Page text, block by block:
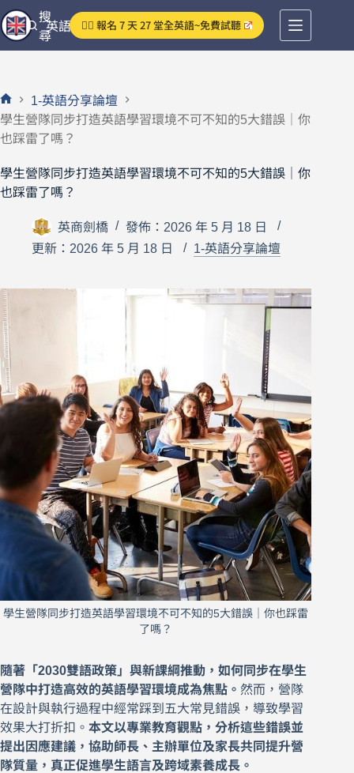
跳
至
主
容
英語分享論壇
搜
尋
👉🏻 報名 7 天 27 堂全英語~免費試聽
首
頁
1-英語分享論壇
學生營隊同步打造英語學習環境不可不知的5大錯誤｜你
也踩雷了嗎？
學生營隊同步打造英語學習環境不可不知的5大錯誤｜你
也踩雷了嗎？
英商劍橋
發佈：2026 年 5 月 18 日
更新：2026 年 5 月 18 日
1-英語分享論壇
學生營隊同步打造英語學習環境不可不知的5大錯誤｜你也踩雷
了嗎？
隨著「2030雙語政策」與新課綱推動，如何同步在學生
營隊中打造高效的英語學習環境成為焦點。 然而，營隊
在設計與執行過程中經常踩到五大常見錯誤，導致學習
效果大打折扣。 本文以專業教育觀點，分析這些錯誤並
提出因應建議，協助師長、主辦單位及家長共同提升營
隊質量，真正促進學生語言及跨域素養成長。